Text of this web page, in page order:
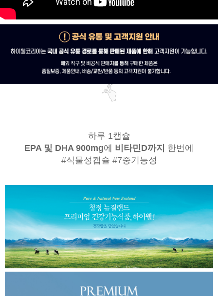
하루 1캡슐
EPA 및 DHA 900mg에 비타민D까지 한번에
#식물성캡슐 #7중기능성